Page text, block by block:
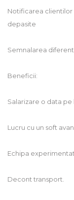
Notificarea
depasite
Semnalarea
Beneficii:
Salarizare o data pe
Lucru cu un soft
Echipa
Decont transport.